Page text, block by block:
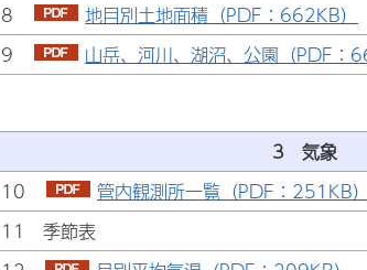
8
地目別土地面積（PDF：662KB）
9
山岳、河川、湖沼、公園（PDF：
3 気象
10
管内観測所一覧（PDF：251KB）
11 季節表